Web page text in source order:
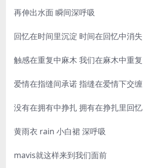
再伸出水面 瞬间深呼吸
回忆在时间里沉淀 时间在回忆中消失
触感在重复中麻木 我们在麻木中重复
爱情在指缝间承诺 指缝在爱情下交缠
没有在拥有中挣扎 拥有在挣扎里回忆
黄雨衣 rain 小白裙 深呼吸
mavis就这样来到我们面前